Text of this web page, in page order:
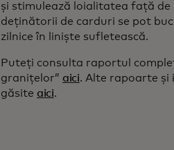
și stimulează loialitatea față de
deținătorii de carduri se pot
zilnice în liniște sufletească.
Puteți consulta raportul
granițelor” aici. Alte rapoarte
găsite aici.